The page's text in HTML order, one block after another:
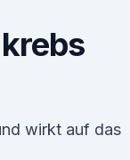
wirkt auf das